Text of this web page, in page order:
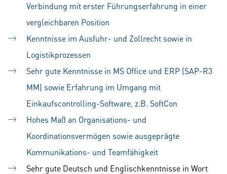
Verbindung mit erster Führungserfahrung in einer
vergleichbaren Position
Kenntnisse im Ausfuhr- und Zollrecht sowie in
Logistikprozessen
Sehr gute Kenntnisse in MS Office und ERP (SAP-R3
MM) sowie Erfahrung im Umgang mit
Einkaufscontrolling-Software, z.B. SoftCon
Hohes Maß an Organisations- und
Koordinationsvermögen sowie ausgeprägte
Kommunikations- und Teamfähigkeit
Sehr gute Deutsch und Englischkenntnisse in Wort